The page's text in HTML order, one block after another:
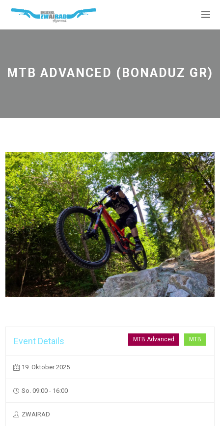
MTB ADVANCED (BONADUZ GR)
MTB
MTB Advanced
Event Details
19. Oktober 2025
So. 09:00 - 16:00
ZWAIRAD